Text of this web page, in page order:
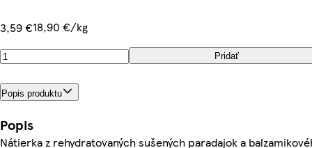
3,59 €18,90 €/kg
Pridať
Popis produktu
Popis
Nátierka z rehydratovaných sušených paradajok a